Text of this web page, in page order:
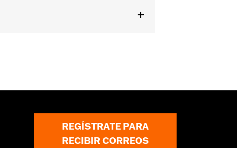
REGÍSTRATE PARA
RECIBIR CORREOS